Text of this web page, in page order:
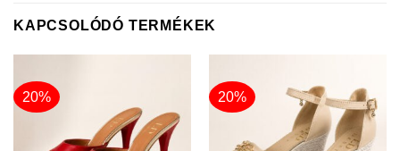
KAPCSOLÓDÓ TERMÉKEK
20% 20%